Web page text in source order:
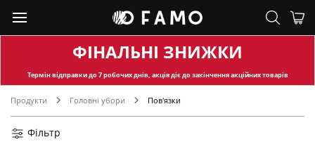
ФІНАЛЬНІ ЗНИЖКИ
Термін відправкидо 7 робочих днів, акція діє до закінчення акційних товарів
Продукти Головні убори Пов'язки
Фільтр